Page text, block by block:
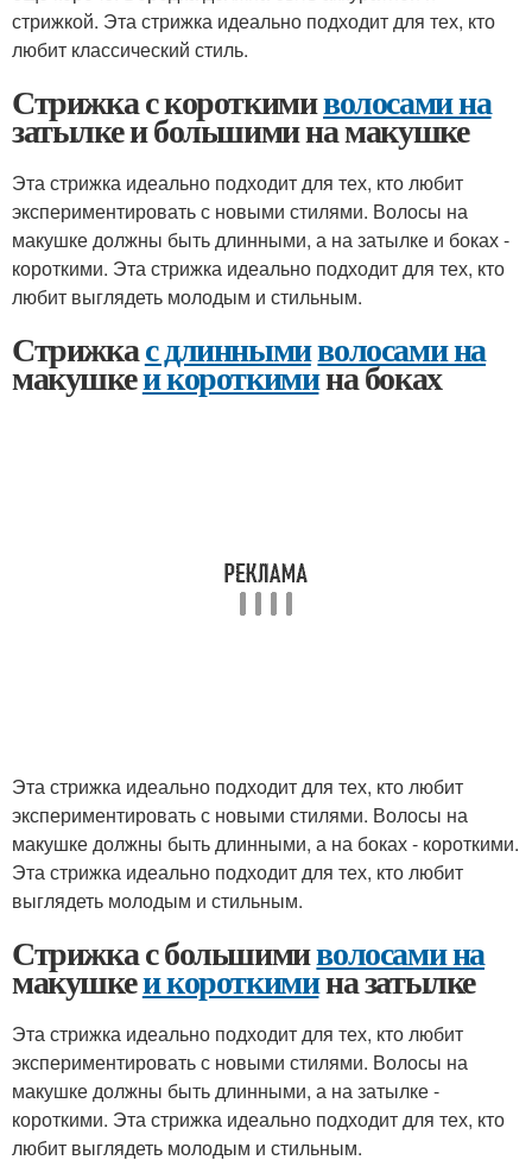
стрижкой. Эта стрижка идеально подходит для тех, кто
любит классический стиль.
Стрижка с короткимиволосами на
затылке и большими на макушке
Эта стрижка идеально подходит для тех, кто любит
экспериментировать с новыми стилями. Волосы на
макушке должны быть длинными, а на затылке и боках -
короткими. Эта стрижка идеально подходит для тех, кто
любит выглядеть молодым и стильным.
Стрижкас длиннымиволосами на
макушкеи короткимина боках
Эта стрижка идеально подходит для тех, кто любит
экспериментировать с новыми стилями. Волосы на
макушке должны быть длинными, а на боках - короткими.
Эта стрижка идеально подходит для тех, кто любит
выглядеть молодым и стильным.
Стрижка с большимиволосами на
макушкеи короткимина затылке
Эта стрижка идеально подходит для тех, кто любит
экспериментировать с новыми стилями. Волосы на
макушке должны быть длинными, а на затылке -
короткими. Эта стрижка идеально подходит для тех, кто
любит выглядеть молодым и стильным.